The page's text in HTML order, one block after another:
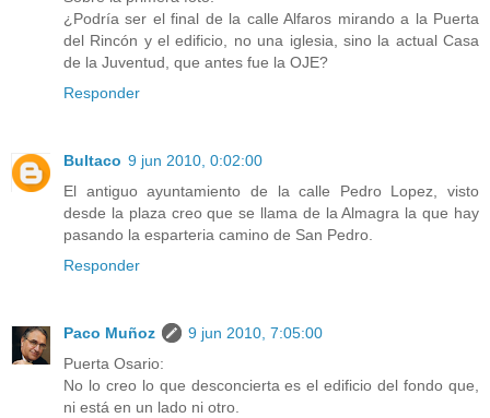
¿Podría ser el final de la calle Alfaros mirando a la Puerta
del Rincón y el edificio, no una iglesia, sino la actual Casa
de la Juventud, que antes fue la OJE?
Responder
Bultaco 9 jun 2010, 0:02:00
El antiguo ayuntamiento de la calle Pedro Lopez, visto
desde la plaza creo que se llama de la Almagra la que hay
pasando la esparteria camino de San Pedro.
Responder
Paco Muñoz
9 jun 2010, 7:05:00
Puerta Osario:
No lo creo lo que desconcierta es el edificio del fondo que,
ni está en un lado ni otro.